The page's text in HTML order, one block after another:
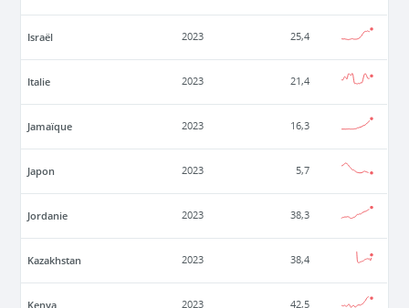
Israël 2023 25,4
Italie 2023 21,4
Jamaïque 2023 16,3
Japon 2023 5,7
Jordanie 2023 38,3
Kazakhstan 2023 38,4
Kenya 2023 42,5